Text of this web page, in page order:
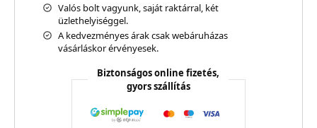
Valós bolt vagyunk, saját raktárral, két
üzlethelyiséggel.
A kedvezményes árak csak webáruházas
vásárláskor érvényesek.
Biztonságos online fizetés,
gyors szállítás